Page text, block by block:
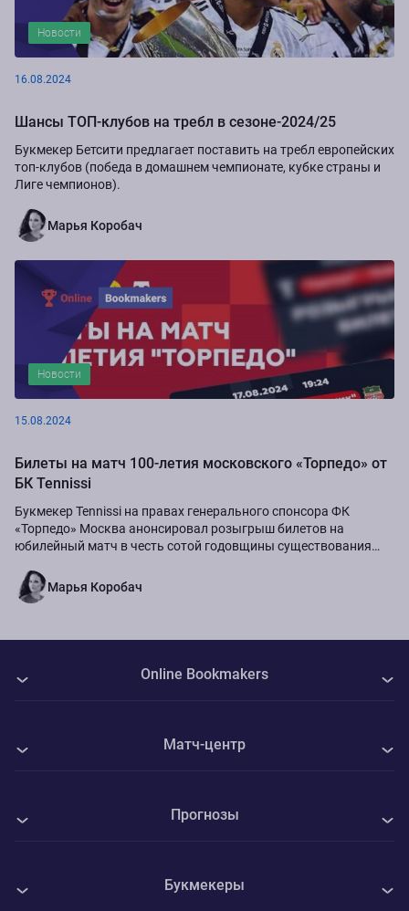
Новости
16.08.2024
Шансы ТОП-клубов на требл в сезоне-2024/25
Букмекер Бетсити предлагает поставить на требл европейских
топ-клубов (победа в домашнем чемпионате, кубке страны и
Лиге чемпионов).
Марья Коробач
Новости
15.08.2024
Билеты на матч 100-летия московского «Торпедо» от
БК Tennissi
Букмекер Tennissi на правах генерального спонсора ФК
«Торпедо» Москва анонсировал розыгрыш билетов на
юбилейный матч в честь сотой годовщины существования
Марья Коробач
Букмекеры
Прогнозы
Матч-центр
Камаз Н-Ч - Волга Ульяновск
Online Bookmakers
Контакты
Конфиденциальность